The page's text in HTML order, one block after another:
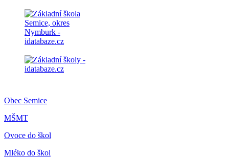
Obec Semice
MŠMT
Ovoce do škol
Mléko do škol